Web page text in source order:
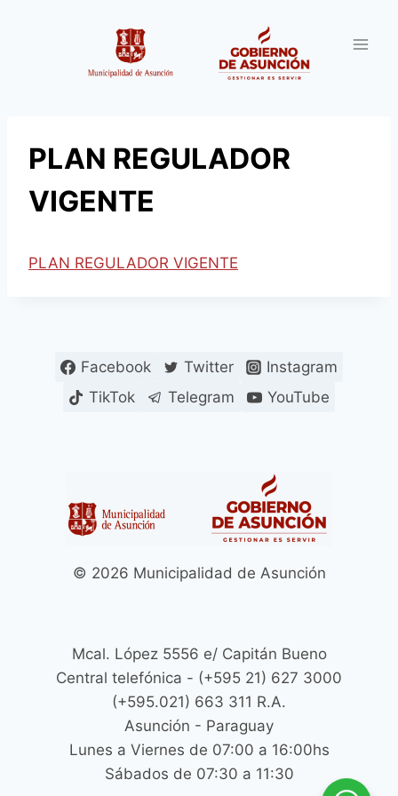
PLAN REGULADOR
VIGENTE
PLAN REGULADOR VIGENTE
Facebook Twitter
Instagram
TikTok
Telegram YouTube
© 2026 Municipalidad de Asunción
Mcal. López 5556 e/ Capitán Bueno
Central telefónica - (+595 21) 627 3000
(+595.021) 663 311 R.A.
Asunción - Paraguay
Lunes a Viernes de 07:00 a 16:00hs
Sábados de 07:30 a 11:30